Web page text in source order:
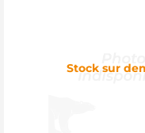
Stock sur